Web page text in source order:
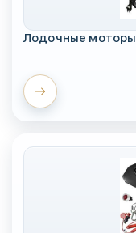
Лодочные моторы